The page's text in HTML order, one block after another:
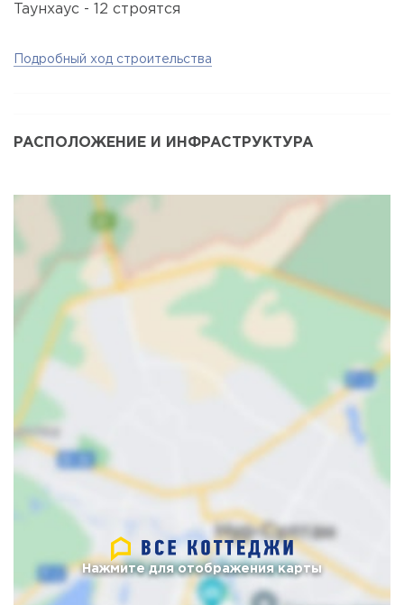
Таунхаус - 12 строятся
Подробный ход строительства
РАСПОЛОЖЕНИЕ И ИНФРАСТРУКТУРА
Нажмите для отображения карты